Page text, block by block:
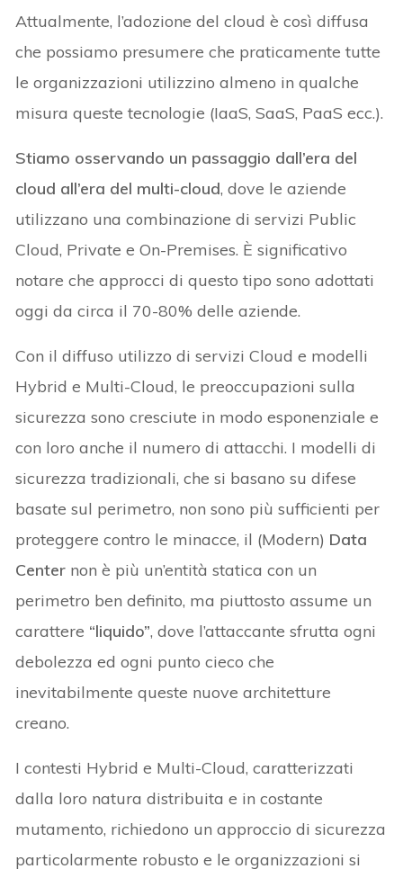
Attualmente, l’adozione del cloud è così diffusa
che possiamo presumere che praticamente tutte
le organizzazioni utilizzino almeno in qualche
misura queste tecnologie (IaaS, SaaS, PaaS ecc.).
Stiamo osservando un passaggio dall’era del
cloud all’era del multi-cloud, dove le aziende
utilizzano una combinazione di servizi Public
Cloud, Private e On-Premises. È significativo
notare che approcci di questo tipo sono adottati
oggi da circa il 70-80% delle aziende.
Con il diffuso utilizzo di servizi Cloud e modelli
Hybrid e Multi-Cloud, le preoccupazioni sulla
sicurezza sono cresciute in modo esponenziale e
con loro anche il numero di attacchi. I modelli di
sicurezza tradizionali, che si basano su difese
basate sul perimetro, non sono più sufficienti per
proteggere contro le minacce, il (Modern) Data
Center non è più un’entità statica con un
perimetro ben definito, ma piuttosto assume un
carattere “liquido”, dove l’attaccante sfrutta ogni
debolezza ed ogni punto cieco che
inevitabilmente queste nuove architetture
creano.
I contesti Hybrid e Multi-Cloud, caratterizzati
dalla loro natura distribuita e in costante
mutamento, richiedono un approccio di sicurezza
particolarmente robusto e le organizzazioni si